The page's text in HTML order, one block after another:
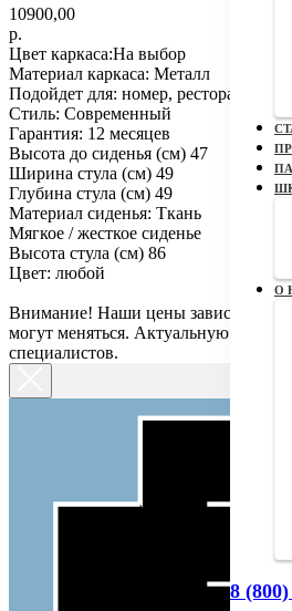
О
8
10900,00
р.
Цвет каркаса:На выбор
Материал каркаса: Металл
Подойдет для: номер, ресторан
Стиль: Современный
Гарантия: 12 месяцев
Высота до сиденья (см) 47
Ширина стула (см) 49
Глубина стула (см) 49
Материал сиденья: Ткань
Мягкое / жесткое сиденье
Высота стула (см) 86
Цвет: любой
Внимание! Наши цены зависят от
могут меняться. Актуальную цену
специалистов.